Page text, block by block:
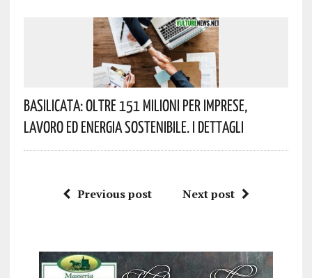
Basilicata: Oltre 151 Milioni Per Imprese,
Lavoro Ed Energia Sostenibile. I Dettagli
Previous post Next post